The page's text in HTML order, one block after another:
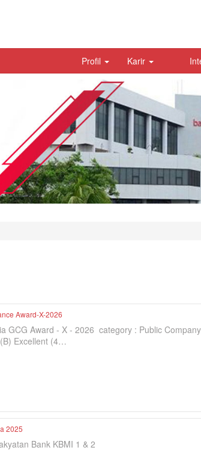
Profil Karir
Award-X-2026
GCG Award - X - 2026 category : Public
Excellent (4…
2025
Bank KBMI 1 & 2